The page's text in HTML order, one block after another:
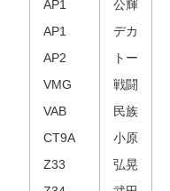
AP1
AP1
AP2
VMG
VAB
CT9A
Z33
公輝
デカ
トー
戦闘
民族
小原
弘晃